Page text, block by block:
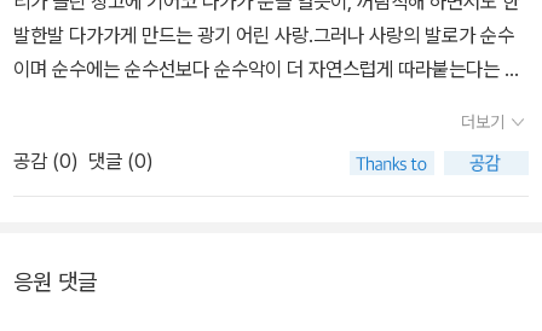
인 사이비 광신도도 비상계엄 선포라는 하나의 정치적 사건에 각자의
방식으로 반응한다. 그리고 아이돌 팬이면서 기자인 ‘우미’는 수없이
뭉치고 갈라지는 인파 한가운데에서 아득함을 느낀다. 팬이라는 집단
이 지닌 단결력과 폭력성, 우연히 만난 사이비 교도가 보여준 인간미,
그리고 팬픽을 쓰는 데 참고하기 위해 폭력을 방관한 자신의 비겁함
근작인 위 단편의 제목을 아이돌 애니메이션의 시초인 <초시공요새
의 사거리 미소년, 말 그대로 최애의 아이를 가지고 싶어하는 (최애의
아이)의 저와 동년배이자 모솔인 우미, 의식이 없는 자신의 엄마와 똑
닮은 버추얼 휴먼(마유미), 보잘 것 없던 자신에게도 사랑이라는 감정
을 선사한 허우대만 멀쩡한 (러브 오브 마이 라이프)의 정우와 그를
위해 희생하는 엄마를 구원하고 싶은 딸, 우미를 대신하여 아이를 가
순애들을 읽으면서 저 또한 누군가에게 사랑을 주고 싶었고, 저 또한
발한발 다가가게 만드는 광기 어린 사랑.그러나 사랑의 발로가 순수
이며 순수에는 순수선보다 순수악이 더 자연스럽게 따라붙는다는 걸
간이 윤리와 도덕규범을 익히면서 순수와 일정한 거리를 두는 ‘보통
인간’이 되어간다는 걸 안다면, 소설 속에 돌연하게 표출된 광기 어린
사랑이 간절한 ‘기도’이자 목구멍까지 차오르는 ‘구토’임을 깨닫는 순
도 포착할 수도 없는 우리 내면에 엄연히 존재하고 있던 것이며, 그것
더보기
공감 (0) 댓글 (0)
응원 댓글